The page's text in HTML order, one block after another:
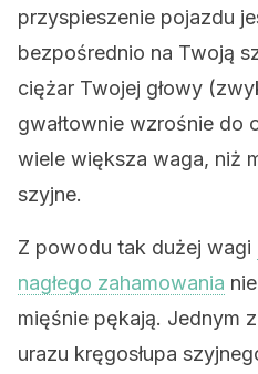
przyspieszenie pojazdu
bezpośrednio na Twoją
ciężar Twojej głowy
gwałtownie wzrośnie do
wiele większa waga, niż
szyjne.
Z powodu tak dużej wagi
nagłego zahamowania
mięśnie pękają. Jednym
urazu kręgosłupa